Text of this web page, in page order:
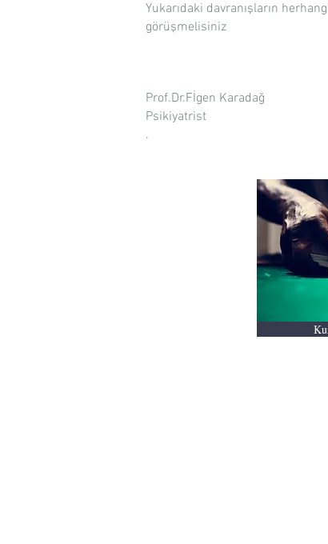
Yukarıdaki davranışların
görüşmelisiniz
Prof.Dr.Fİgen Karadağ
Psikiyatrist
.